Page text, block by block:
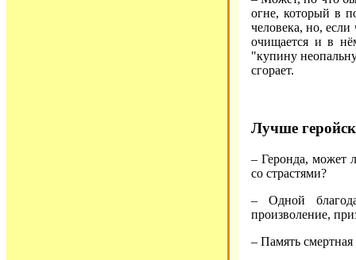
огне, который в
человека, но,
очищается и в
"купину
сгорает.
Лучше
– Геронда, может
со страстями?
– Одной
произволение,
– Память